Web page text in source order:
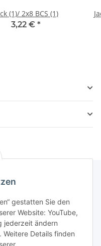
gestatten Sie den
Website: YouTube,
jederzeit ändern
Details finden
(1)/ 2x8 BCS (1)
3,22 € *